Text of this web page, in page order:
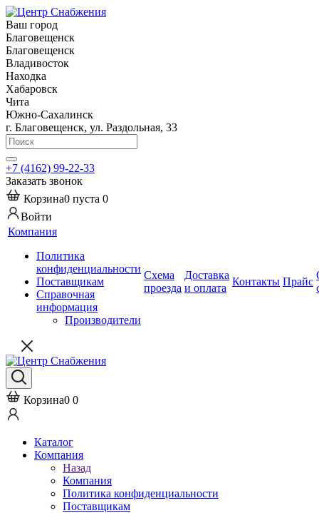
Ваш город
Благовещенск
Благовещенск
Владивосток
Находка
Хабаровск
Чита
Южно-Сахалинск
г. Благовещенск, ул. Раздольная, 33
+7 (4162) 99-22-33
Заказать звонок
Корзина0 пуста 0
Войти
Компания
Политика
конфиденциальности
Поставщикам
Справочная
информация
Производители
Схема
проезда
Доставка
и оплата
Контакты Прайс
Корзина0 0
Каталог
Компания
Назад
Компания
Политика конфиденциальности
Поставщикам